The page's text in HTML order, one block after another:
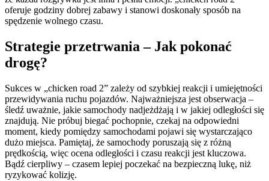
oferuje godziny dobrej zabawy i stanowi doskonały sposób na
spędzenie wolnego czasu.
Strategie przetrwania – Jak pokonać
drogę?
Sukces w „chicken road 2” zależy od szybkiej reakcji i umiejętności
przewidywania ruchu pojazdów. Najważniejsza jest obserwacja –
śledź uważnie, jakie samochody nadjeżdżają i w jakiej odległości się
znajdują. Nie próbuj biegać pochopnie, czekaj na odpowiedni
moment, kiedy pomiędzy samochodami pojawi się wystarczająco
dużo miejsca. Pamiętaj, że samochody poruszają się z różną
prędkością, więc ocena odległości i czasu reakcji jest kluczowa.
Bądź cierpliwy – czasem lepiej poczekać na bezpieczną lukę, niż
ryzykować kolizję.